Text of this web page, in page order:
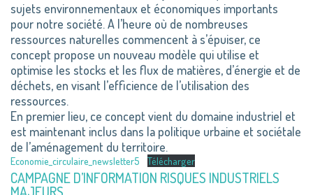
sujets environnementaux et économiques importants
pour notre société. A l’heure où de nombreuses
ressources naturelles commencent à s’épuiser, ce
concept propose un nouveau modèle qui utilise et
optimise les stocks et les flux de matières, d’énergie et de
déchets, en visant l’efficience de l’utilisation des
ressources.
En premier lieu, ce concept vient du domaine industriel et
est maintenant inclus dans la politique urbaine et sociétale
de l’aménagement du territoire.
Economie_circulaire_newsletter5 Télécharger
CAMPAGNE D’INFORMATION RISQUES INDUSTRIELS
MAJEURS